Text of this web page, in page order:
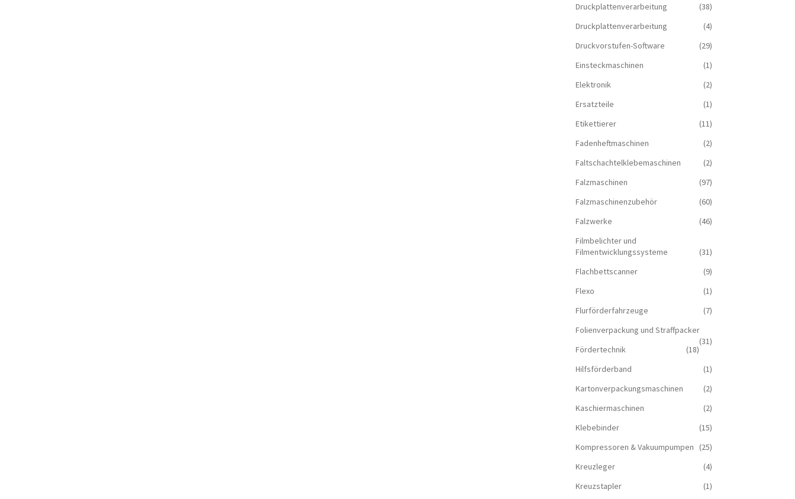
Druckplattenverarbeitung
(38)
Druckplattenverarbeitung
(4)
Druckvorstufen-Software
(29)
Einsteckmaschinen
(1)
Elektronik
(2)
Ersatzteile
(1)
Etikettierer
(11)
Fadenheftmaschinen
(2)
Faltschachtelklebemaschinen
(2)
Falzmaschinen
(97)
Falzmaschinenzubehör
(60)
Falzwerke
(46)
Filmbelichter und
Filmentwicklungssysteme
(31)
Flachbettscanner
(9)
Flexo
(1)
Flurförderfahrzeuge
(7)
Folienverpackung und Straffpacker
(31)
Fördertechnik
(18)
Hilfsförderband
(1)
Kartonverpackungsmaschinen
(2)
Kaschiermaschinen
(2)
Klebebinder
(15)
Kompressoren & Vakuum­pumpen
(25)
Kreuzleger
(4)
Kreuzstapler
(1)